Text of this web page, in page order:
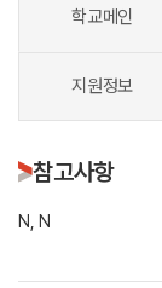
학교메인
지원정보
참고사항
N, N